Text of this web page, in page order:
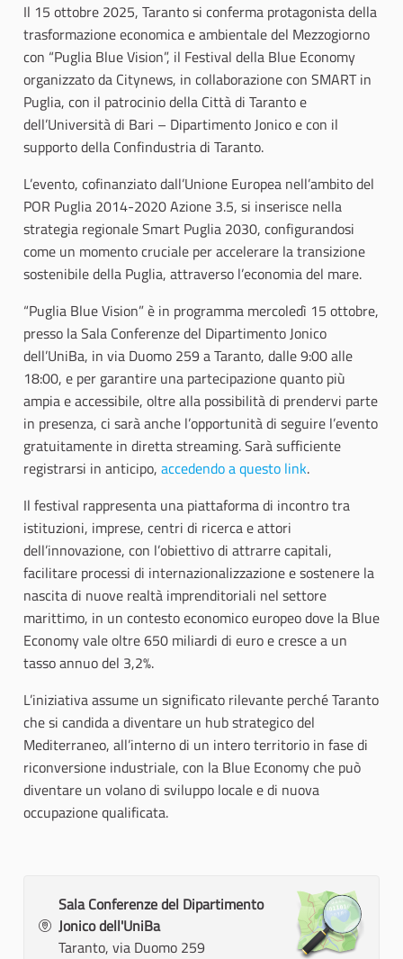
Il 15 ottobre 2025, Taranto si conferma protagonista della
trasformazione economica e ambientale del Mezzogiorno
con “Puglia Blue Vision”, il Festival della Blue Economy
organizzato da Citynews, in collaborazione con SMART in
Puglia, con il patrocinio della Città di Taranto e
dell’Università di Bari – Dipartimento Jonico e con il
supporto della Confindustria di Taranto.
L’evento, cofinanziato dall’Unione Europea nell’ambito del
POR Puglia 2014-2020 Azione 3.5, si inserisce nella
strategia regionale Smart Puglia 2030, configurandosi
come un momento cruciale per accelerare la transizione
sostenibile della Puglia, attraverso l’economia del mare.
“Puglia Blue Vision” è in programma mercoledì 15 ottobre,
presso la Sala Conferenze del Dipartimento Jonico
dell’UniBa, in via Duomo 259 a Taranto, dalle 9:00 alle
18:00, e per garantire una partecipazione quanto più
ampia e accessibile, oltre alla possibilità di prendervi parte
in presenza, ci sarà anche l’opportunità di seguire l’evento
gratuitamente in diretta streaming. Sarà sufficiente
registrarsi in anticipo, accedendo a questo link.
Il festival rappresenta una piattaforma di incontro tra
istituzioni, imprese, centri di ricerca e attori
dell’innovazione, con l’obiettivo di attrarre capitali,
facilitare processi di internazionalizzazione e sostenere la
nascita di nuove realtà imprenditoriali nel settore
marittimo, in un contesto economico europeo dove la Blue
Economy vale oltre 650 miliardi di euro e cresce a un
tasso annuo del 3,2%.
L’iniziativa assume un significato rilevante perché Taranto
che si candida a diventare un hub strategico del
Mediterraneo, all’interno di un intero territorio in fase di
riconversione industriale, con la Blue Economy che può
diventare un volano di sviluppo locale e di nuova
occupazione qualificata.
Sala Conferenze del Dipartimento
Jonico dell'UniBa
Taranto, via Duomo 259